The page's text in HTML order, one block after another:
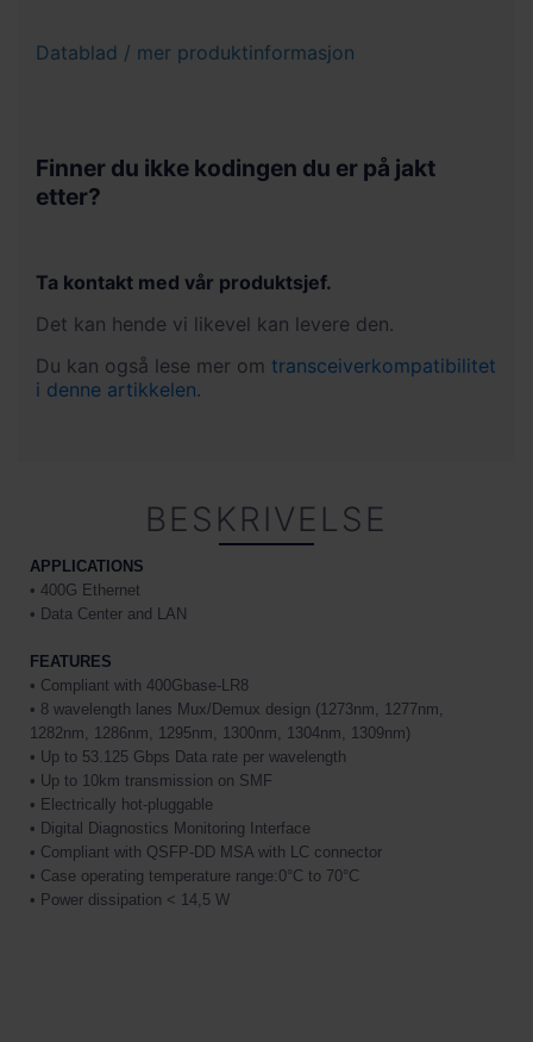
Datablad / mer produktinformasjon
Finner du ikke kodingen du er på jakt
etter?
Ta kontakt med vår produktsjef.
Det kan hende vi likevel kan levere den.
Du kan også lese mer om transceiverkompatibilitet
i denne artikkelen.
BESKRIVELSE
APPLICATIONS
• 400G Ethernet
• Data Center and LAN
FEATURES
• Compliant with 400Gbase-LR8
• 8 wavelength lanes Mux/Demux design (1273nm, 1277nm,
1282nm, 1286nm, 1295nm, 1300nm, 1304nm, 1309nm)
• Up to 53.125 Gbps Data rate per wavelength
• Up to 10km transmission on SMF
• Electrically hot-pluggable
• Digital Diagnostics Monitoring Interface
• Compliant with QSFP-DD MSA with LC connector
• Case operating temperature range:0°C to 70°C
• Power dissipation < 14,5 W